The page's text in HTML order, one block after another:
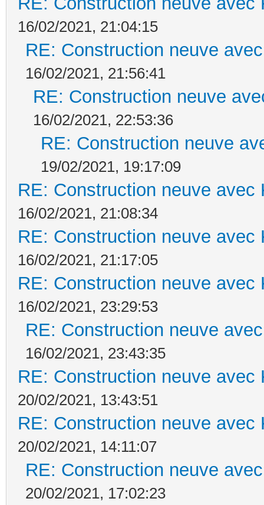
16/02/2021, 21:04:15
RE: Construction neuve
16/02/2021, 21:56:41
RE: Construction neuve
16/02/2021, 22:53:36
RE: Construction neuve
19/02/2021, 19:17:09
RE: Construction neuve avec
16/02/2021, 21:08:34
RE: Construction neuve avec
16/02/2021, 21:17:05
RE: Construction neuve avec
16/02/2021, 23:29:53
RE: Construction neuve
16/02/2021, 23:43:35
RE: Construction neuve avec
20/02/2021, 13:43:51
RE: Construction neuve avec
20/02/2021, 14:11:07
RE: Construction neuve
20/02/2021, 17:02:23